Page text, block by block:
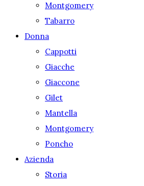
Montgomery
Tabarro
Donna
Cappotti
Giacche
Giaccone
Gilet
Mantella
Montgomery
Poncho
Azienda
Storia